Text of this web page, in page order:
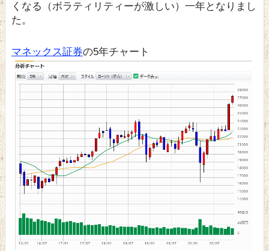
くなる（ボラティリティーが激しい）一年となりまし
た。
マネックス証券の5年チャート